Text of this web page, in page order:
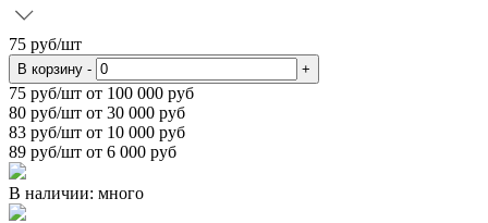
75 руб/шт
В корзину - +
75 руб/шт от 100 000 руб
80 руб/шт от 30 000 руб
83 руб/шт от 10 000 руб
89 руб/шт от 6 000 руб
В наличии: много